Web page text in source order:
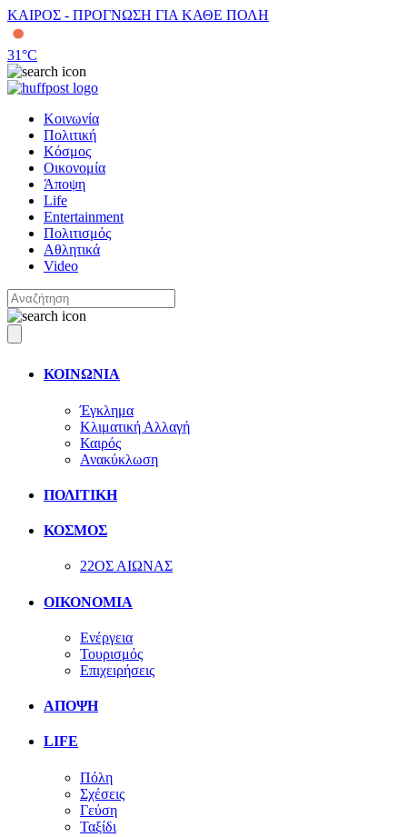
ΚΑΙΡΟΣ - ΠΡΟΓΝΩΣΗ ΓΙΑ ΚΑΘΕ ΠΟΛΗ
31°C
Κοινωνία
Πολιτική
Κόσμος
Οικονομία
Άποψη
Life
Entertainment
Πολιτισμός
Αθλητικά
Video
ΚΟΙΝΩΝΙΑ
Έγκλημα
Κλιματική Αλλαγή
Καιρός
Ανακύκλωση
ΠΟΛΙΤΙΚΗ
ΚΟΣΜΟΣ
22ΟΣ ΑΙΩΝΑΣ
ΟΙΚΟΝΟΜΙΑ
Ενέργεια
Τουρισμός
Επιχειρήσεις
ΑΠΟΨΗ
LIFE
Πόλη
Σχέσεις
Γεύση
Ταξίδι